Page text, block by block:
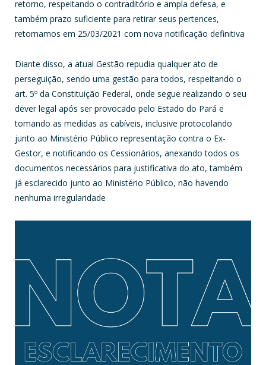
retorno, respeitando o contraditório e ampla defesa, e
também prazo suficiente para retirar seus pertences,
retornamos em 25/03/2021 com nova notificação definitiva
Diante disso, a atual Gestão repudia qualquer ato de
perseguição, sendo uma gestão para todos, respeitando o
art. 5º da Constituição Federal, onde segue realizando o seu
dever legal após ser provocado pelo Estado do Pará e
tomando as medidas as cabíveis, inclusive protocolando
junto ao Ministério Público representação contra o Ex-
Gestor, e notificando os Cessionários, anexando todos os
documentos necessários para justificativa do ato, também
já esclarecido junto ao Ministério Público, não havendo
nenhuma irregularidade